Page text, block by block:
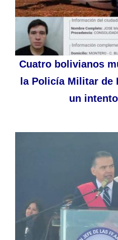
Cuatro bolivianos
la Policía Militar de
un